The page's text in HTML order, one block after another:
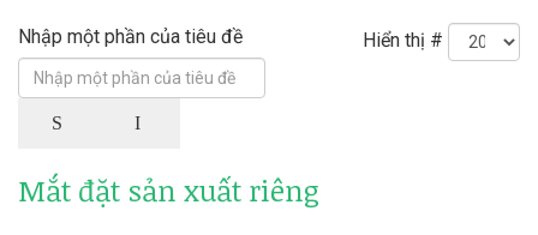
Nhập một phần của tiêu đề Hiển thị #
Mắt đặt sản xuất riêng